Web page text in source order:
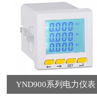
YND900系列电力仪表